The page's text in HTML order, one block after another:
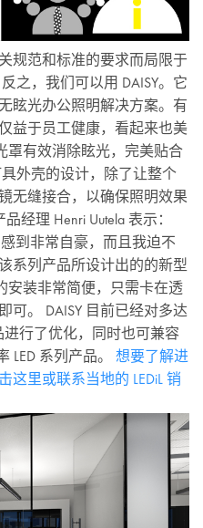
规范和标准的要求而局限于
之，我们可以用 DAISY。它
眩光办公照明解决方案。有
益于员工健康，看起来也美
罩有效消除眩光，完美贴合
外壳的设计，除了让整个
无缝接合，以确保照明效果
经理 Henri Uutela 表示：
到非常自豪，而且我迫不
系列产品所设计出的的新型
安装非常简便，只需卡在透
可。 DAISY 目前已经对多达
进行了优化，同时也可兼容
LED 系列产品。 想要了解进
里或联系当地的 LEDiL 销